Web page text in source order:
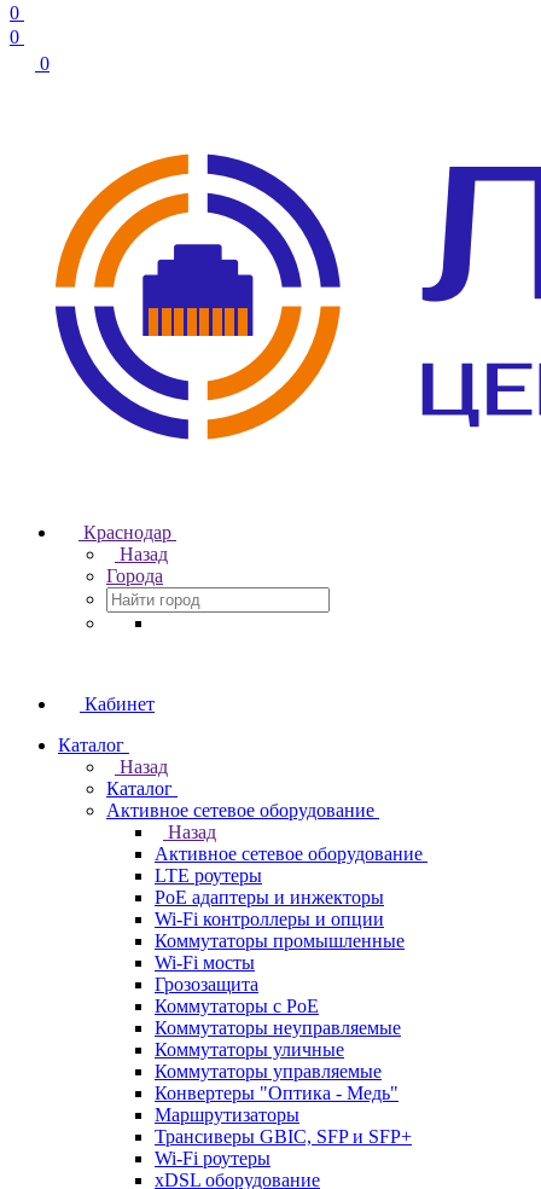
0
0
0
Краснодар
Назад
Города
Кабинет
Каталог
Назад
Каталог
Активное сетевое оборудование
Назад
Активное сетевое оборудование
LTE роутеры
PoE адаптеры и инжекторы
Wi-Fi контроллеры и опции
Коммутаторы промышленные
Wi-Fi мосты
Грозозащита
Коммутаторы c PoE
Коммутаторы неуправляемые
Коммутаторы уличные
Коммутаторы управляемые
Конвертеры "Оптика - Медь"
Маршрутизаторы
Трансиверы GBIC, SFP и SFP+
Wi-Fi роутеры
xDSL оборудование